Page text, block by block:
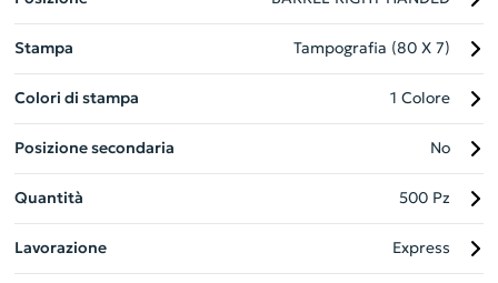
Stampa Tampografia (80 X 7)
Colori di stampa 1 Colore
Posizione secondaria No
Quantità 500 Pz
Lavorazione Express